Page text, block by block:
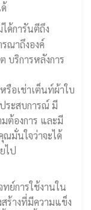
ด้การันตีถึง
ณาถึงองค์
บริการหลังการ
รือเช่าเต็นท์ผ้าใบ
ระสบการณ์ มี
ต้องการ และมี
มั่นใจว่าจะได้
ไป
ย์การใช้งานใน
ร้างที่มีความแข็ง